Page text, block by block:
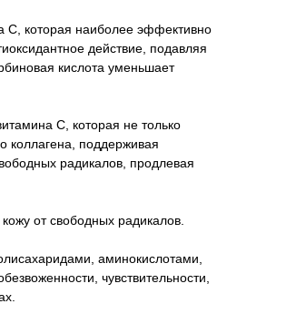
C, которая наиболее эффективно
действие, подавляя
кислота уменьшает
C, которая не только
коллагена, поддерживая
радикалов, продлевая
от свободных радикалов.
аминокислотами,
чувствительности,